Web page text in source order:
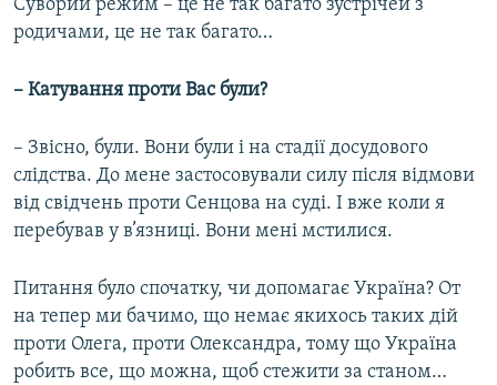
Суворий режим – це не так багато зустрічей з
родичами, це не так багато…
– Катування проти Вас були?
– Звісно, були. Вони були і на стадії досудового
слідства. До мене застосовували силу після відмови
від свідчень проти Сенцова на суді. І вже коли я
перебував у в’язниці. Вони мені мстилися.
Питання було спочатку, чи допомагає Україна? От
на тепер ми бачимо, що немає якихось таких дій
проти Олега, проти Олександра, тому що Україна
робить все, що можна, щоб стежити за станом…